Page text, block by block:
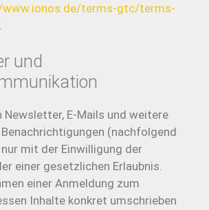
terms-gtc/terms-
und
Newsletter, E-Mails und weitere
(nachfolgend
mit der Einwilligung der
einer gesetzlichen Erlaubnis.
einer Anmeldung zum
Inhalte konkret umschrieben